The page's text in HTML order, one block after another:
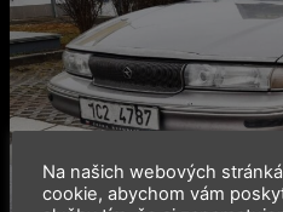
Na našich webových
cookie, abychom vám